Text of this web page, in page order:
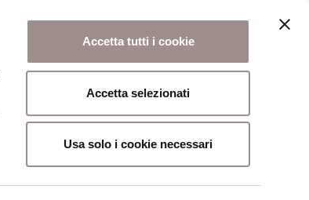
Accetta tutti i cookie
Accetta selezionati
Usa solo i cookie necessari
Scuola Alti Studi